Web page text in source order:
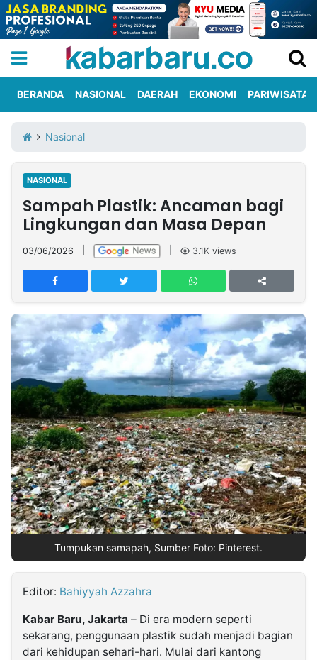
Iklan
Berita
Kami
Nasional
International
Olahraga
Entertainment
Daerah
Pariwisata
Kuliner
Kolom
Network
PT
TREETAN
MULTIMEDIA
INDONESIA
Partner
Insight
NTB
Suara
Time
Lens
IDN
Daily
Jogja
Jalan
Rakyat
Idealita
News
Kita
Notice
Radar
Baru
Seedbacklink
Follow
Kabarbaru
BERANDA NASIONAL DAERAH EKONOMI PARIWISATA
Nasional
NASIONAL
Sampah Plastik: Ancaman bagi
Lingkungan dan Masa Depan
03/06/2026 3.1K views
Tumpukan samapah, Sumber Foto: Pinterest.
Editor: Bahiyyah Azzahra
Kabar Baru, Jakarta – Di era modern seperti
sekarang, penggunaan plastik sudah menjadi bagian
dari kehidupan sehari-hari. Mulai dari kantong